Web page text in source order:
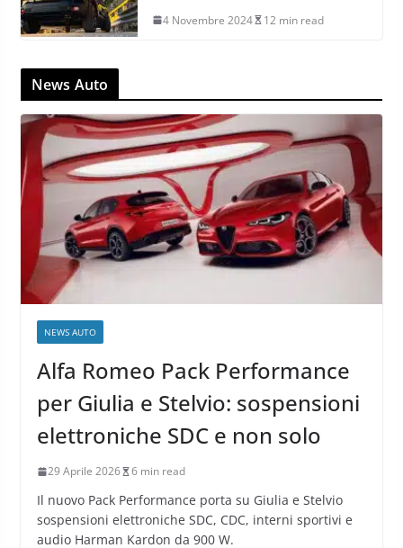
8 Gennaio 2025 8 min read
News Auto
Alfa Romeo Pack Performance
per Giulia e Stelvio: sospensioni
elettroniche SDC e non solo